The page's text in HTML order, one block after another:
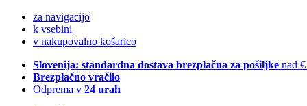
za navigacijo
k vsebini
v nakupovalno košarico
Slovenija: standardna dostava brezplačna za pošiljke nad
Brezplačno vračilo
Odprema v 24 urah